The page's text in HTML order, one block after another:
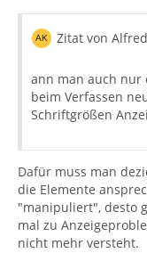
Zitat von
ann man auch nur
beim Verfassen
Schriftgrößen
Dafür muss man
die Elemente
"manipuliert", desto
mal zu
nicht mehr versteht.